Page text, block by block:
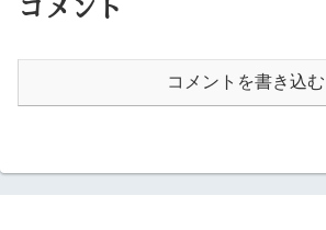
コメント
コメントを書き込む